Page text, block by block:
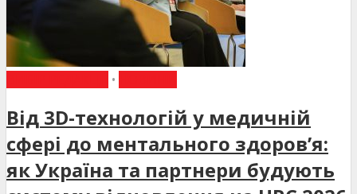
•
Від 3D-технологій у медичній
сфері до ментального здоров’я:
як Україна та партнери будують